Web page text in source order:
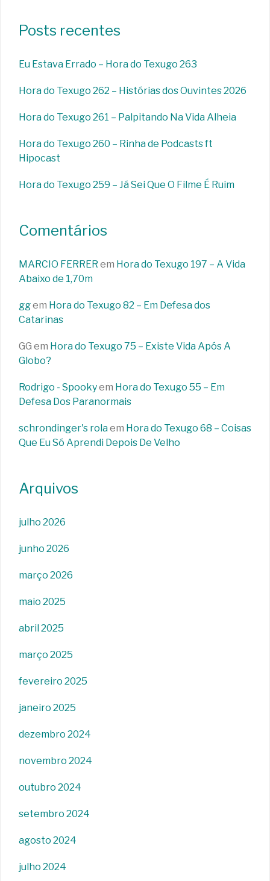
Posts recentes
Eu Estava Errado – Hora do Texugo 263
Hora do Texugo 262 – Histórias dos Ouvintes 2026
Hora do Texugo 261 – Palpitando Na Vida Alheia
Hora do Texugo 260 – Rinha de Podcasts ft
Hipocast
Hora do Texugo 259 – Já Sei Que O Filme É Ruim
Comentários
MARCIO FERRER em Hora do Texugo 197 – A Vida
Abaixo de 1,70m
ggem Hora do Texugo 82 – Em Defesa dos
Catarinas
GG em Hora do Texugo 75 – Existe Vida Após A
Globo?
Rodrigo - Spookyem Hora do Texugo 55 – Em
Defesa Dos Paranormais
schrondinger's rolaem Hora do Texugo 68 – Coisas
Que Eu Só Aprendi Depois De Velho
Arquivos
julho 2026
junho 2026
março 2026
maio 2025
abril 2025
março 2025
fevereiro 2025
janeiro 2025
dezembro 2024
novembro 2024
outubro 2024
setembro 2024
agosto 2024
julho 2024